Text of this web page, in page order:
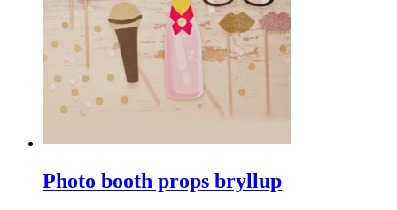
Photo booth props bryllup